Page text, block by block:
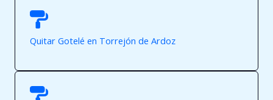
Quitar Gotelé en Torrejón de Ardoz